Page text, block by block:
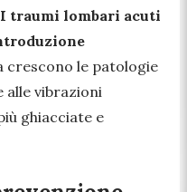
I traumi lombari acuti
crescono le patologie
alle vibrazioni
ghiacciate e